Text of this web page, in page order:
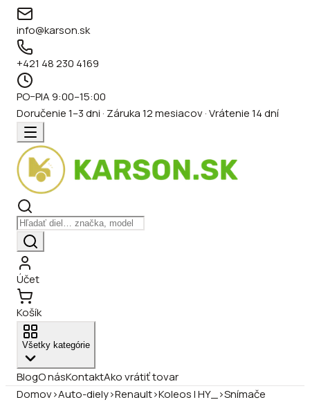
info@karson.sk
+421 48 230 4169
PO–PIA 9:00–15:00
Doručenie 1–3 dni · Záruka 12 mesiacov · Vrátenie 14 dní
Účet
Košík
Všetky kategórie
BlogO násKontaktAko vrátiť tovar
Domov›Auto-diely›Renault›Koleos I HY_ ›Snímače